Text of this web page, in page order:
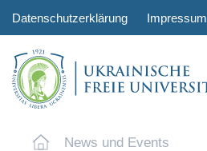
Datenschutzerklärung Impressum
News und Events